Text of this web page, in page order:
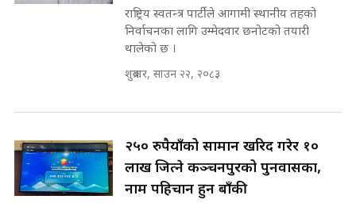
मन्त्री राजकुमारलाई घुस दिने विचौलीया
पूर्व मन्त्री रञ्जिता || SIDHAKURA
||
मन्त्रीले घुस डिल गरेको अडियो ! दुई झोला
SIDHAKURA INVESTIGATION |
राष्ट्रिय स्वतन्त्र पार्टीले आगामी स्थानीय तहको
निर्वाचनका लागि उम्मेदवार छनोटको तयारी
थालेको छ ।
शुक्रबार, साउन २२, २०८३
२५० रुपैयाँको सामान खरिद गरेर १०
लाख जित्ने कञ्चनपुरको पुनर्वासका,
नाम पहिचान हुन बाँकी